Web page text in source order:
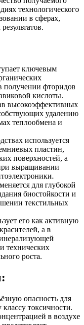
технологического
в сферах,
ключевым
получении фторидов
кислоты.
высокоэффективных
удалению
теплообмена и
используется
пластин,
поверхностей, а
выращивании
для глубокой
биостойкости и
текстильных
его как активную
а в
технических
роста.
опасность для
классу токсичности.
в воздухе